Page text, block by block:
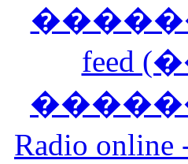
feed
Radio